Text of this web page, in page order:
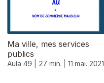
Ma ville, mes services
publics
Aula 49 | 27 min. | 11 mai. 2021